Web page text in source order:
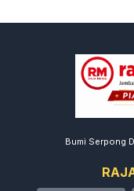
Bumi Serpong